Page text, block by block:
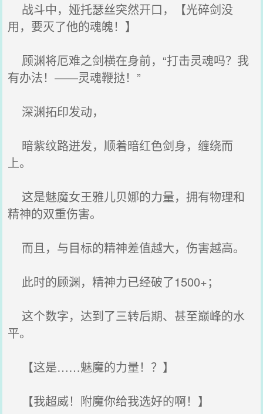
战斗中，娅托瑟丝突然开口，【光碎剑没
用，要灭了他的魂魄！】
顾渊将厄难之剑横在身前，“打击灵魂吗？我
有办法！——灵魂鞭挞！”
深渊拓印发动，
暗紫纹路迸发，顺着暗红色剑身，缠绕而
上。
这是魅魔女王雅儿贝娜的力量，拥有物理和
精神的双重伤害。
而且，与目标的精神差值越大，伤害越高。
此时的顾渊，精神力已经破了1500+；
这个数字，达到了三转后期、甚至巅峰的水
平。
【这是……魅魔的力量！？】
【我超威！附魔你给我选好的啊！】